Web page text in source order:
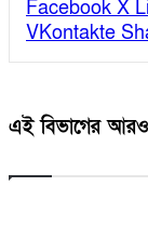
Facebook X
VKontakte
এই বিভাগের